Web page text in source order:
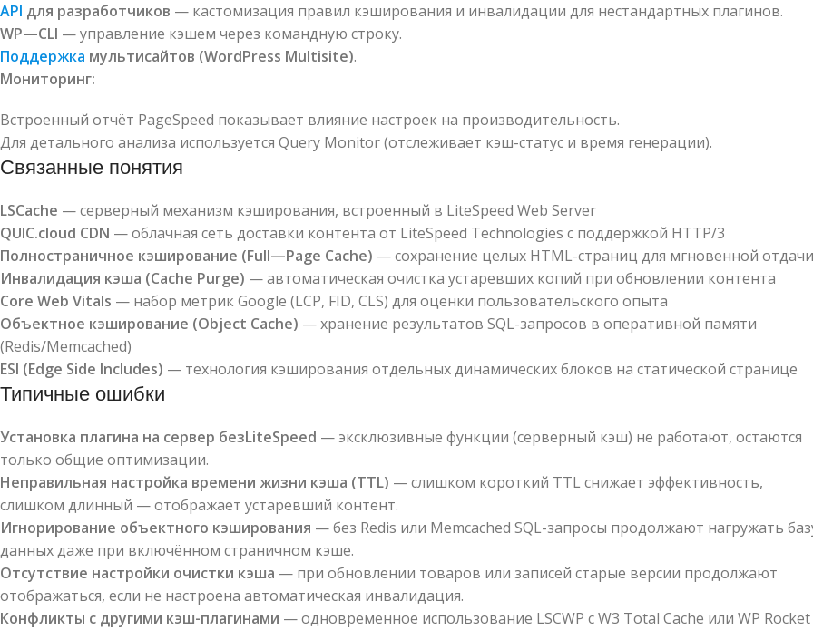
API для разработчиков — кастомизация правил кэширования и инвалидации для нестандартных плагинов.
WP—CLI — управление кэшем через командную строку.
Поддержка мультисайтов (WordPress Multisite).
Мониторинг:
Встроенный отчёт PageSpeed показывает влияние настроек на производительность.
Для детального анализа используется Query Monitor (отслеживает кэш-статус и время генерации).
Связанные понятия
LSCache — серверный механизм кэширования, встроенный в LiteSpeed Web Server
QUIC.cloud CDN — облачная сеть доставки контента от LiteSpeed Technologies с поддержкой HTTP/3
Полностраничное кэширование (Full—Page Cache) — сохранение целых HTML-страниц для мгновенной отдачи
Инвалидация кэша (Cache Purge) — автоматическая очистка устаревших копий при обновлении контента
Core Web Vitals — набор метрик Google (LCP, FID, CLS) для оценки пользовательского опыта
Объектное кэширование (Object Cache) — хранение результатов SQL-запросов в оперативной памяти
(Redis/Memcached)
ESI (Edge Side Includes) — технология кэширования отдельных динамических блоков на статической странице
Типичные ошибки
Установка плагина на сервер безLiteSpeed — эксклюзивные функции (серверный кэш) не работают, остаются
только общие оптимизации.
Неправильная настройка времени жизни кэша (TTL) — слишком короткий TTL снижает эффективность,
слишком длинный — отображает устаревший контент.
Игнорирование объектного кэширования — без Redis или Memcached SQL-запросы продолжают нагружать
данных даже при включённом страничном кэше.
Отсутствие настройки очистки кэша — при обновлении товаров или записей старые версии продолжают
отображаться, если не настроена автоматическая инвалидация.
Конфликты с другими кэш-плагинами — одновременное использование LSCWP с W3 Total Cache или WP Rocket